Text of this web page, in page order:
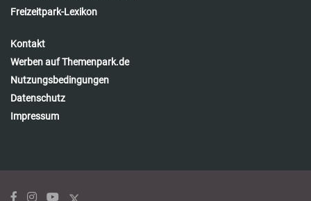
Freizeitpark-Lexikon
Kontakt
Werben auf Themenpark.de
Nutzungsbedingungen
Datenschutz
Impressum